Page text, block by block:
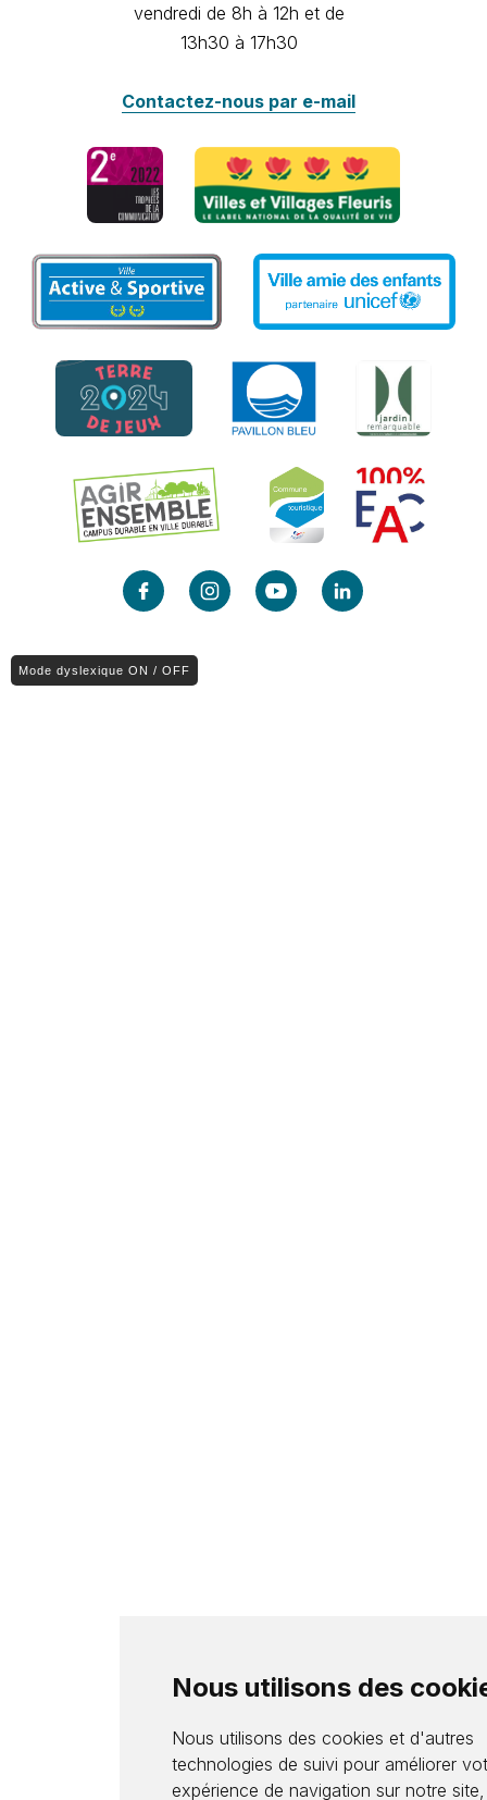
Nous utilisons des
Nous utilisons des cookies et d'autres
technologies de suivi pour améliorer
expérience de navigation sur notre
vendredi de 8h à 12h et de
13h30 à 17h30
Contactez-nous par e-mail
Mode dyslexique ON / OFF